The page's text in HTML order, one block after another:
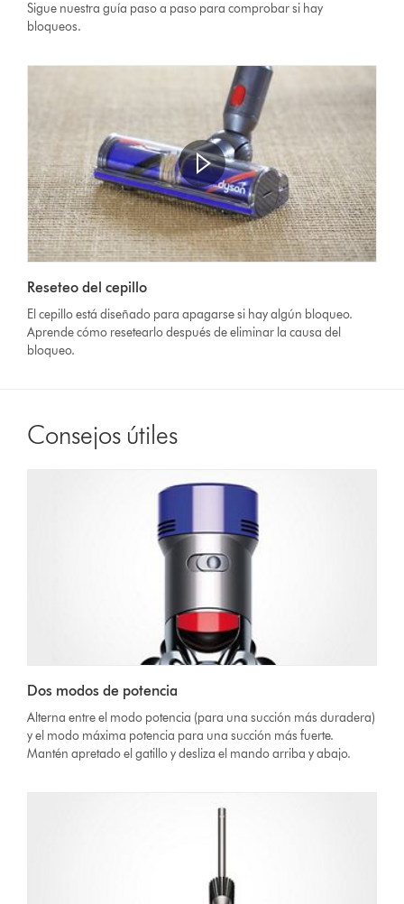
Sigue nuestra guía paso a paso para comprobar si hay
bloqueos.
Transcript
Abrir
transcripción
vídeo
Reseteo del cepillo
El cepillo está diseñado para apagarse si hay algún bloqueo.
Aprende cómo resetearlo después de eliminar la causa del
bloqueo.
Consejos útiles
Dos modos de potencia
Alterna entre el modo potencia (para una succión más duradera)
y el modo máxima potencia para una succión más fuerte.
Mantén apretado el gatillo y desliza el mando arriba y abajo.